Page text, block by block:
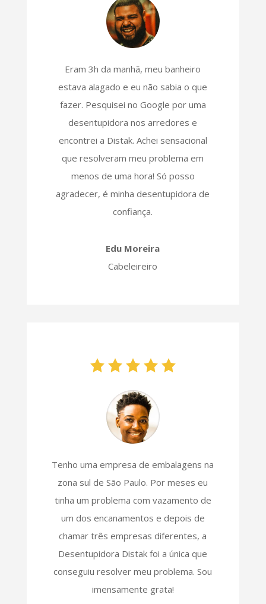
Eram 3h da manhã, meu banheiro
estava alagado e eu não sabia o que
fazer. Pesquisei no Google por uma
desentupidora nos arredores e
encontrei a Distak. Achei sensacional
que resolveram meu problema em
menos de uma hora! Só posso
agradecer, é minha desentupidora de
confiança.
Edu Moreira
Cabeleireiro
Tenho uma empresa de embalagens na
zona sul de São Paulo. Por meses eu
tinha um problema com vazamento de
um dos encanamentos e depois de
chamar três empresas diferentes, a
Desentupidora Distak foi a única que
conseguiu resolver meu problema. Sou
imensamente grata!